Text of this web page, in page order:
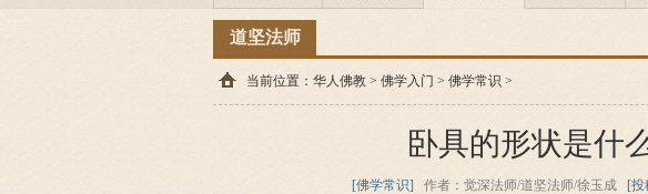
道坚法师
当前位置： 华人佛教 > 佛学入门 > 佛学常识 >
卧具的形状是什
[佛学常识] 作者：觉深法师/道坚法师/徐玉成 [投